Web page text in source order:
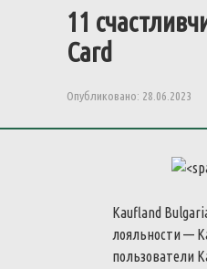
11
Card
Опубликовано: 28.06.2023
Kaufland
лояльности—
пользователи